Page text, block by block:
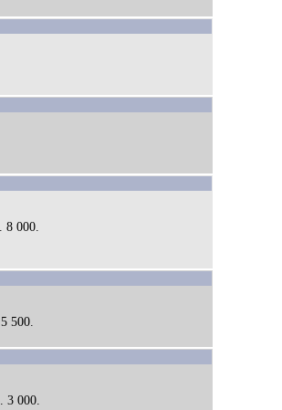
8 000.
500.
3 000.